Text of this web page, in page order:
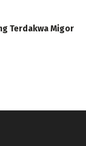
Terdakwa Migor